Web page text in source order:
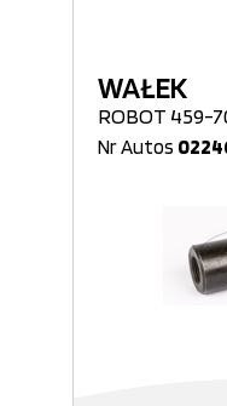
WAŁEK
ROBOT 459-
Nr Autos